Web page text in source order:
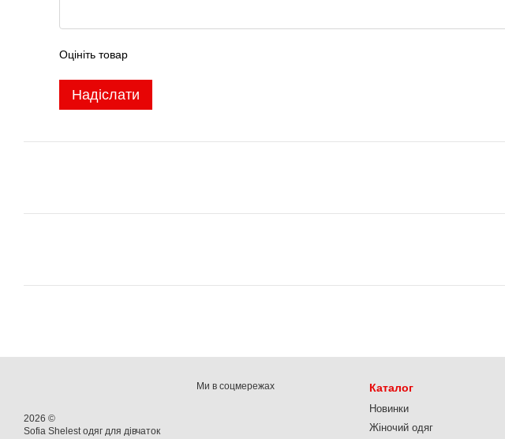
Оцініть товар
Надіслати
2026 ©
Sofia Shelest одяг для дівчаток
Ми в соцмережах Каталог
Новинки
Жіночий одяг